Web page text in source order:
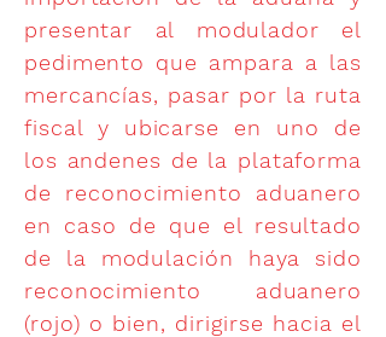
presentar al modulador el
pedimento que ampara a las
mercancías, pasar por la ruta
fiscal y ubicarse en uno de
los andenes de la plataforma
de reconocimiento aduanero
en caso de que el resultado
de la modulación haya sido
reconocimiento aduanero
(rojo) o bien, dirigirse hacia el